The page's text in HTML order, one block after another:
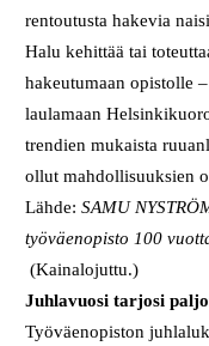
rentoutusta hakevia
Halu kehittää tai
hakeutumaan opistolle
laulamaan
trendien mukaista
ollut mahdollisuuksien
Lähde: SAMU
työväenopisto 100
(Kainalojuttu.)
Juhlavuosi tarjosi
Työväenopiston